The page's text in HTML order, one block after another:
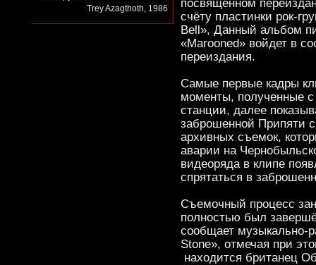
Trey Azagthoth, 1986
посвященном
счёту пластинки рок-
Bell», Данный альбом
«Marooned» войдет в
переиздания.
Самые первые кадры
моменты, полученные
станции, далее
заброшенной Припяти
архивных съемок,
аварии на
видеоряда в клипе
спрятаться в
Съемочный процесс
полностью был
сообщает музыкально-
Stone», отмечая при
находится британец